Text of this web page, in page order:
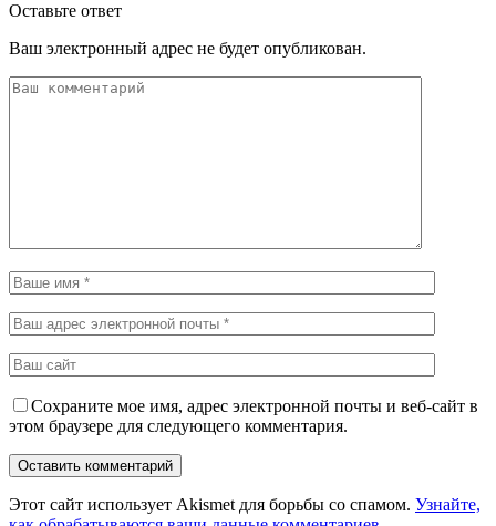
Оставьте ответ
Ваш электронный адрес не будет опубликован.
Сохраните мое имя, адрес электронной почты и веб-сайт в
этом браузере для следующего комментария.
Этот сайт использует Akismet для борьбы со спамом. Узнайте,